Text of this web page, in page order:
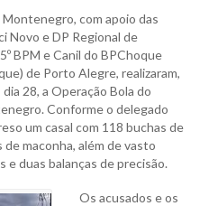
com apoio das
Novo e DP Regional de
BPM e Canil do BPChoque
de Porto Alegre, realizaram,
28, a Operação Bola do
Conforme o delegado
um casal com 118 buchas de
maconha, além de vasto
e duas balanças de precisão.
Os acusados e os